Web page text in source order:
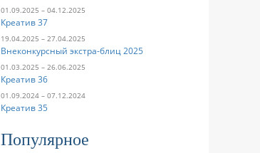
01.09.2025 – 04.12.2025
Креатив 37
19.04.2025 – 27.04.2025
Внеконкурсный экстра-блиц 2025
01.03.2025 – 26.06.2025
Креатив 36
01.09.2024 – 07.12.2024
Креатив 35
Популярное